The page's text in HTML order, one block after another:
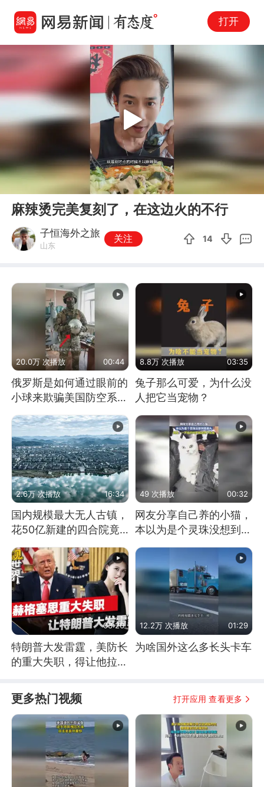
打开
Play
麻辣烫完美复刻了，在这边火的不行
子恒海外之旅
山东
关注 14
20.0万 次播放 00:44
俄罗斯是如何通过眼前的
小球来欺骗美国防空系统
的
8.8万 次播放 03:35
兔子那么可爱，为什么没
人把它当宠物？
2.6万 次播放 16:34
国内规模最大无人古镇，
花50亿新建的四合院竟
49 次播放 00:32
网友分享自己养的小猫，
本以为是个灵珠没想到是
03:20
特朗普大发雷霆，美防长
的重大失职，得让他拉下
12.2万 次播放 01:29
为啥国外这么多长头卡车
更多热门视频 打开应用 查看更多